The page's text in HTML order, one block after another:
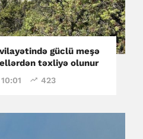
güclü meşə
təxliyə olunur
423